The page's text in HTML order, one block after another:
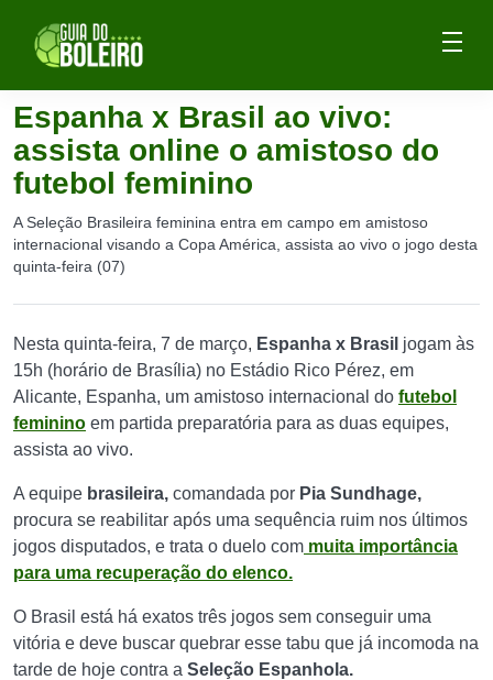
Espanha x Brasil ao vivo:
assista online o amistoso do
futebol feminino
A Seleção Brasileira feminina entra em campo em amistoso
internacional visando a Copa América, assista ao vivo o jogo desta
quinta-feira (07)
Nesta quinta-feira, 7 de março, Espanha x Brasil jogam às
15h (horário de Brasília) no Estádio Rico Pérez, em
Alicante, Espanha, um amistoso internacional do futebol
feminino em partida preparatória para as duas equipes,
assista ao vivo.
A equipe brasileira, comandada por Pia Sundhage,
procura se reabilitar após uma sequência ruim nos últimos
jogos disputados, e trata o duelo com muita importância
para uma recuperação do elenco.
O Brasil está há exatos três jogos sem conseguir uma
vitória e deve buscar quebrar esse tabu que já incomoda na
tarde de hoje contra a Seleção Espanhola.